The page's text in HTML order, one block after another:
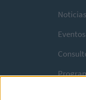
Noticias
Eventos